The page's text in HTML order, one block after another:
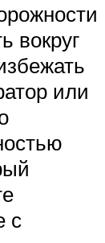
вокруг
или
с